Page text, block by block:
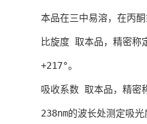
本品在三中易溶，在丙
比旋度 取本品，精密称
+217°。
吸收系数 取本品，精密
238nm的波长处测定吸